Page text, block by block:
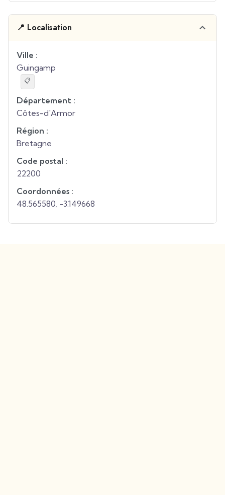
📍 Localisation
Ville :
Guingamp
📋
Département :
Côtes-d'Armor
Région :
Bretagne
Code postal :
22200
Coordonnées :
48.565580 -3.149668